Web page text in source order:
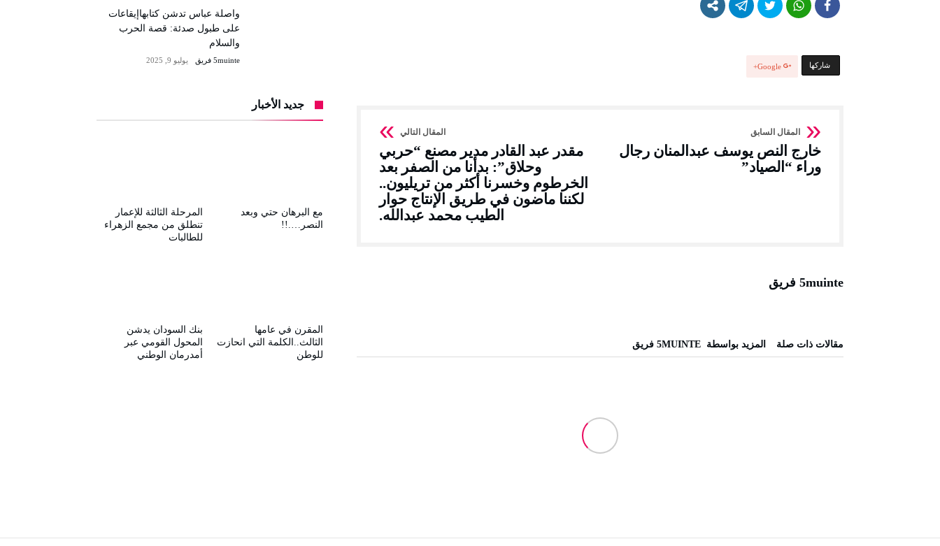
‫‫ شاركها‬ Google+
خارج النص يوسف عبدالمنان رجال
وراء “الصياد”
مقدر عبد القادر مدير مصنع “حربي
وحلاق”: بدأنا من الصفر بعد
الخرطوم وخسرنا أكثر من تريليون..
لكننا ماضون في طريق الإنتاج حوار
الطيب محمد عبدالله.
5muinte فريق
‫مقالات ذات صلة‬ ‫‫المزيد بواسطة‬ ‬ 5MUINTE فريق
واصلة عباس تدشن كتابهاإيقاعات
على طبول صدئة: قصة الحرب
والسلام
5muinte فريق يوليو 9, 2025
جديد الأخبار
المرحلة الثالثة للإعمار
تنطلق من مجمع الزهراء
للطالبات
مع البرهان حتي وبعد
النصر….!!
بنك السودان يدشن
المحول القومي عبر
أمدرمان الوطني
المقرن في عامها
الثالث..الكلمة التي انحازت
للوطن